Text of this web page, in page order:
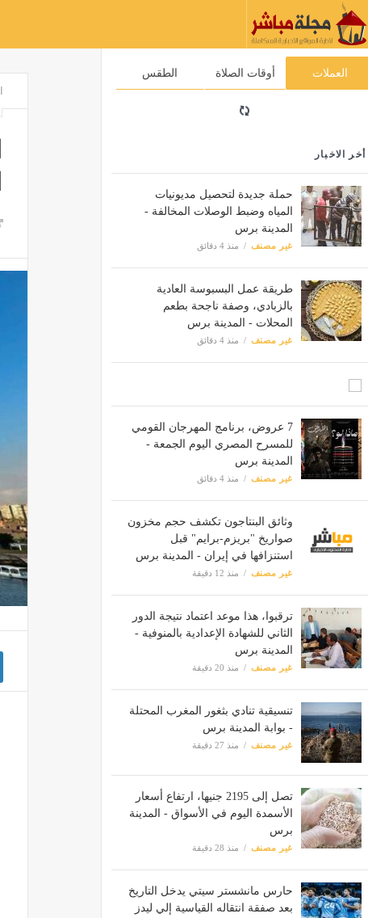
العملات أوقات الصلاة الطقس
أخر الاخبار
حملة جديدة لتحصيل مديونيات
المياه وضبط الوصلات المخالفة -
المدينة برس
غير مصنف منذ 4 دقائق
طريقة عمل البسبوسة العادية
بالزبادي، وصفة ناجحة بطعم
المحلات - المدينة برس
غير مصنف منذ 4 دقائق
7 عروض، برنامج المهرجان القومي
للمسرح المصري اليوم الجمعة -
المدينة برس
غير مصنف منذ 4 دقائق
وثائق البنتاجون تكشف حجم مخزون
صواريخ "بريزم-برايم" قبل
استنزافها في إيران - المدينة برس
غير مصنف منذ 12 دقيقة
ترقبوا، هذا موعد اعتماد نتيجة الدور
الثاني للشهادة الإعدادية بالمنوفية -
المدينة برس
غير مصنف منذ 20 دقيقة
تنسيقية تنادي بثغور المغرب المحتلة
- بوابة المدينة برس
غير مصنف منذ 27 دقيقة
تصل إلى 2195 جنيها، ارتفاع أسعار
الأسمدة اليوم في الأسواق - المدينة
برس
غير مصنف منذ 28 دقيقة
حارس مانشستر سيتي يدخل التاريخ
بعد صفقة انتقاله القياسية إلي ليدز